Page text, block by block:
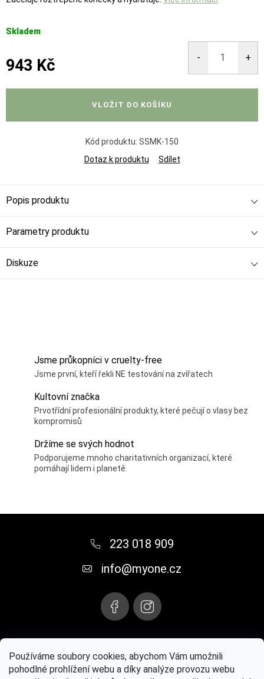
Používáme soubory cookies, abychom Vám umožnili
pohodlné prohlížení webu a díky analýze provozu webu
Skladem
943 Kč
VLOŽIT DO KOŠÍKU
Kód produktu: SSMK-150
Dotaz k produktu
Sdílet
Popis produktu
Parametry produktu
Diskuze
Jsme průkopníci v cruelty-free
Jsme první, kteří řekli NE testování na zvířatech
Kultovní značka
Prvotřídní profesionální produkty, které pečují o vlasy bez
kompromisů
Držíme se svých hodnot
Podporujeme mnoho charitativních organizací, které
pomáhají lidem i planetě.
223 018 909
info@myone.cz
Instagram